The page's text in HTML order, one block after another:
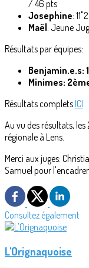
/ 46 pts
Josephine:
Maël: Jeune
Résultats par équipes:
Benjamin.e.s:
Minimes:
Résultats complets ICI
Au vu des résultats,
régionale à Lens.
Merci aux juges:
Samuel pour
Consultez également
L'Orignaquoise